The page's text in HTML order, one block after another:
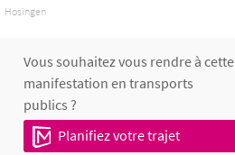
Hosingen
Vous souhaitez vous rendre à cette
manifestation en transports
publics ?
Planifiez votre trajet